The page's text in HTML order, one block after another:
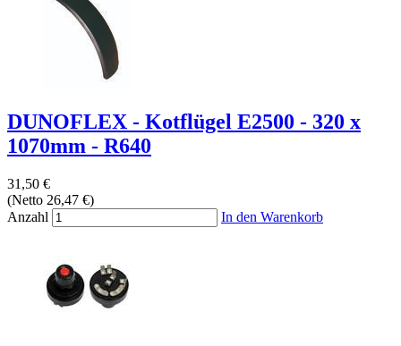
DUNOFLEX - Kotflügel E2500 - 320 x
1070mm - R640
31,50 €
(Netto 26,47 €)
Anzahl
In den Warenkorb